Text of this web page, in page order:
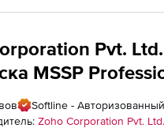
Pvt.
MSSP
Reporting
Softline -
Zoho Corporation Pvt. Ltd.